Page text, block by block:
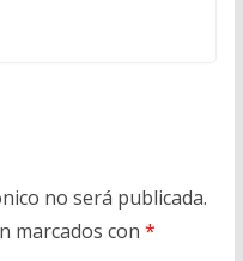
no será publicada.
marcados con *